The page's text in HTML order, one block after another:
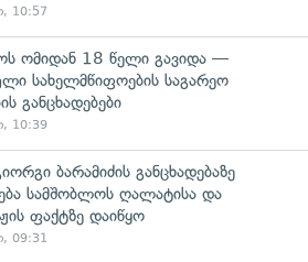
10:57
ომიდან 18 წელი გავიდა —
სახელმწიფოების საგარეო
განცხადებები
10:39
ბარამიძის განცხადებაზე
სამშობლოს ღალატისა და
ფაქტზე დაიწყო
09:31